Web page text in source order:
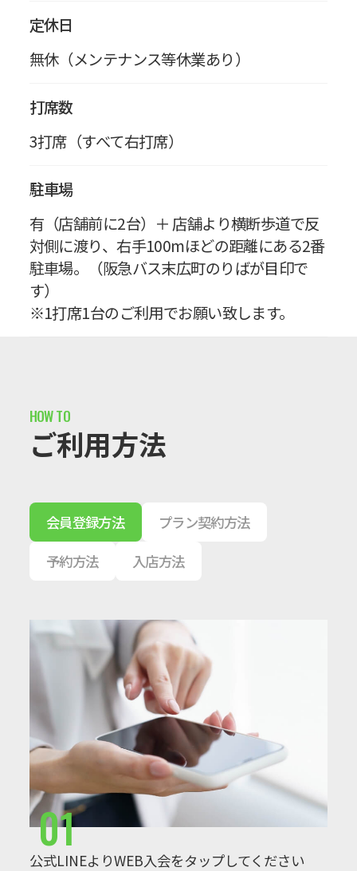
定休日
無休（メンテナンス等休業あり）
打席数
3打席（すべて右打席）
駐車場
有（店舗前に2台）＋ 店舗より横断歩道で反
対側に渡り、右手100mほどの距離にある2番
駐車場。（阪急バス末広町のりばが目印で
す）
※1打席1台のご利用でお願い致します。
ご利用方法
会員登録方法
プラン契約方法
予約方法
入店方法
01
公式LINEよりWEB入会をタップしてください